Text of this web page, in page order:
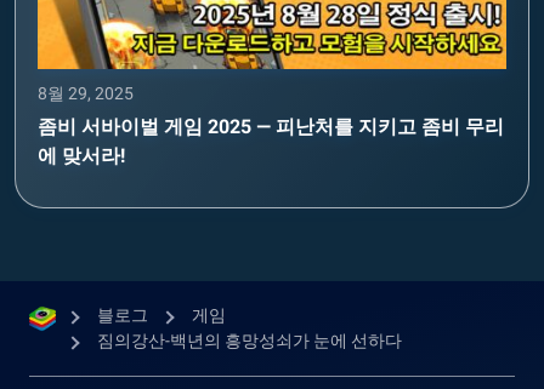
8월 29, 2025
좀비 서바이벌 게임 2025 — 피난처를 지키고 좀비 무리
에 맞서라!
블로그
게임
짐의강산-백년의 흥망성쇠가 눈에 선하다